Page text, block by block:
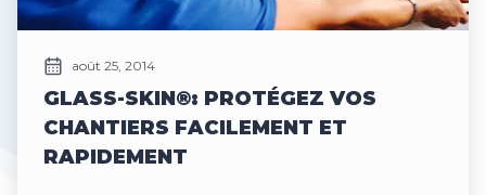
août 25, 2014
GLASS-SKIN®: PROTÉGEZ VOS
CHANTIERS FACILEMENT ET
RAPIDEMENT